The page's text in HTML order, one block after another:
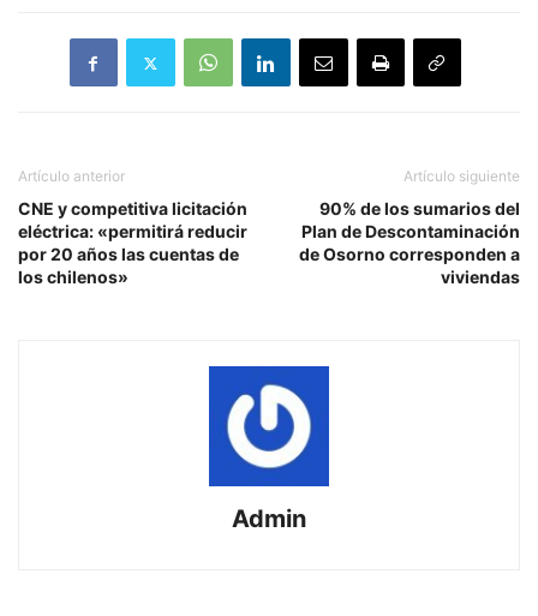
Artículo anterior
CNE y competitiva licitación
eléctrica: «permitirá reducir
por 20 años las cuentas de
los chilenos»
Artículo siguiente
90% de los sumarios del
Plan de Descontaminación
de Osorno corresponden a
viviendas
Admin